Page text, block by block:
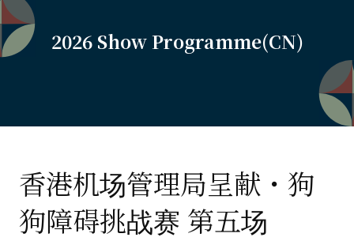
2026 Show Programme(CN)
香港机场管理局呈献・狗
狗障碍挑战赛 第五场